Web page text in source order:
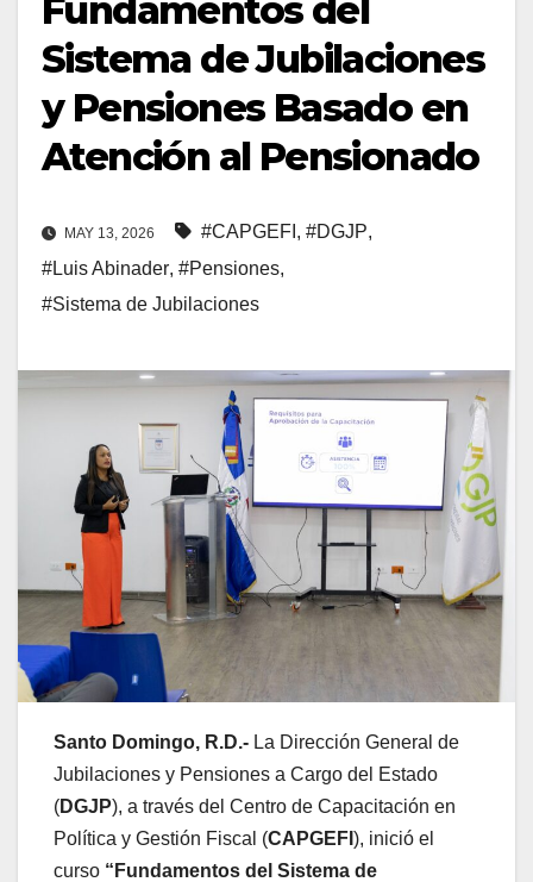
Fundamentos del
Sistema de Jubilaciones
y Pensiones Basado en
Atención al Pensionado
MAY 13, 2026 #CAPGEFI , #DGJP,
#Luis Abinader, #Pensiones,
#Sistema de Jubilaciones
Santo Domingo, R.D.- La Dirección General de
Jubilaciones y Pensiones a Cargo del Estado
(DGJP), a través del Centro de Capacitación en
Política y Gestión Fiscal (CAPGEFI ), inició el
curso “Fundamentos del Sistema de